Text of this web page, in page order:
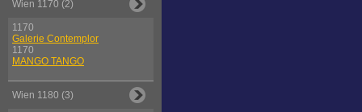
Wien 1170 (2)
1170
Galerie Contemplor
1170
MANGO TANGO
Wien 1180 (3)